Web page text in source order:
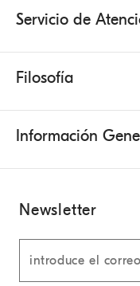
Servicio de
Filosofía
Información
Newsletter